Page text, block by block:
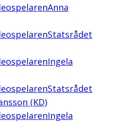
Anna
Statsrådet
Ingela
Statsrådet
(KD)
Ingela